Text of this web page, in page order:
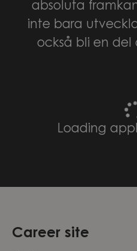
absoluta
inte bara
också bli en del
Loading
Career site